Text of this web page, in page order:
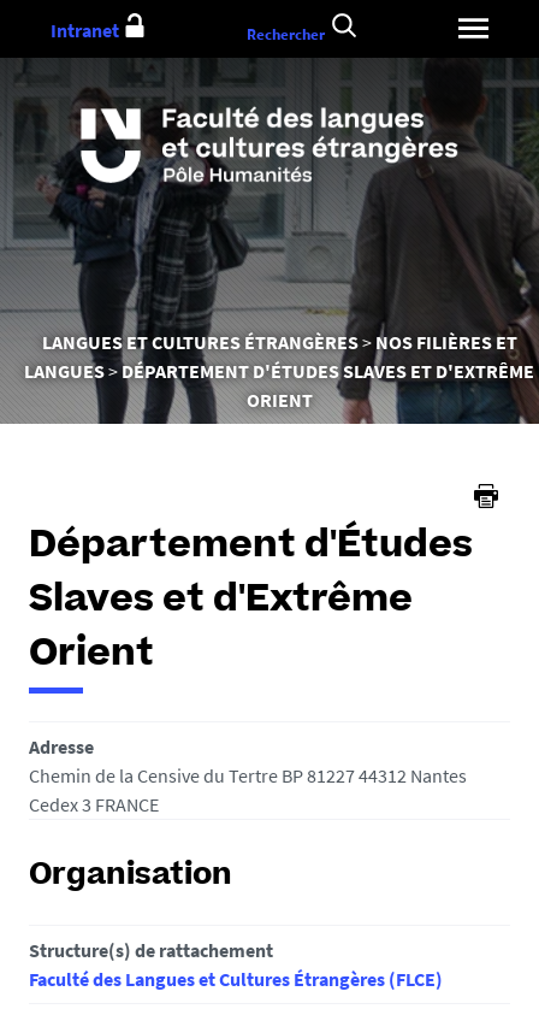
au
Vous
êtes
LANGUES ET CULTURES ÉTRANGÈRES
NOS FILIÈRES ET
LANGUES
DÉPARTEMENT D'ÉTUDES SLAVES ET D'EXTRÊME
ORIENT
Intranet Rechercher
Département d'Études
Slaves et d'Extrême
Orient
Adresse
Chemin de la Censive du Tertre BP 81227 44312 Nantes
Cedex 3 FRANCE
Organisation
Structure(s) de rattachement
Faculté des Langues et Cultures Étrangères (FLCE)